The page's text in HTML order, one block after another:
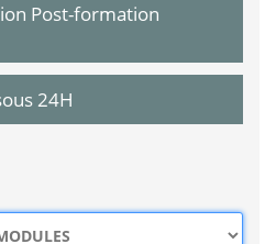
Post-formation
24H